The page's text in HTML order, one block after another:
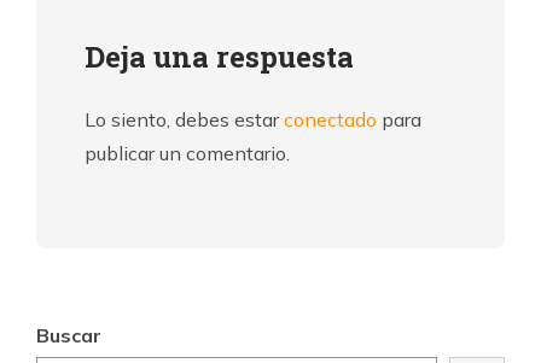
Deja una respuesta
Lo siento, debes estarconectado para
publicar un comentario.
Buscar